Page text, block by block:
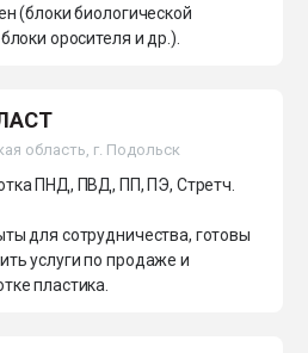
(блоки биологической
оросителя и др.).
область, г. Подольск
ПНД, ПВД, ПП, ПЭ, Стретч.
для сотрудничества, готовы
услуги по продаже и
пластика.